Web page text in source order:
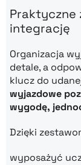
Praktyczne
integrację
Organizacja
detale, a
klucz do
wyjazdowe
wygodę,
Dzięki
wyposażyć